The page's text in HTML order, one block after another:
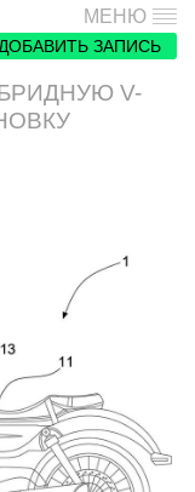
МЕНЮ
ДОБАВИТЬ ЗАПИСЬ
V-